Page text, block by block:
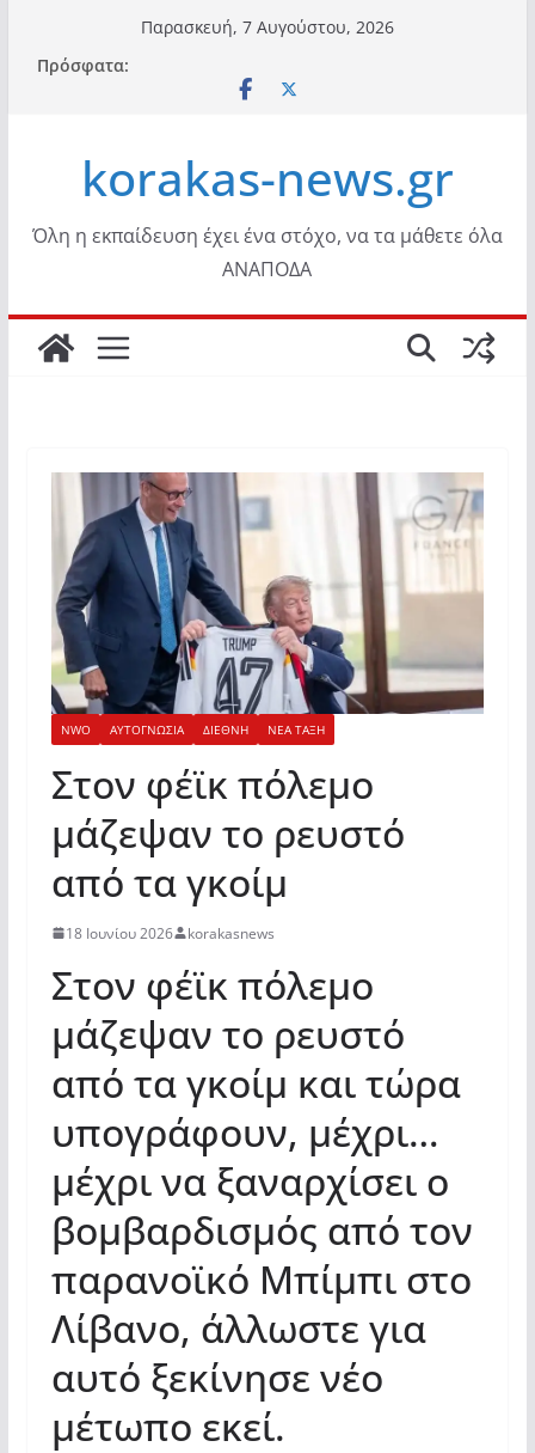
περιεχόμενο
Παρασκευή, 7 Αυγούστου, 2026
Πρόσφατα:
korakas-news.gr
Όλη η εκπαίδευση έχει ένα στόχο, να τα μάθετε όλα
ΑΝΑΠΟΔΑ
NWO ΑΥΤΟΓΝΩΣΙΑ ΔΙΕΘΝΗ ΝΕΑ ΤΑΞΗ
Στον φέϊκ πόλεμο
μάζεψαν το ρευστό
από τα γκοίμ
18 Ιουνίου 2026 korakasnews
Στον φέϊκ πόλεμο
μάζεψαν το ρευστό
από τα γκοίμ και τώρα
υπογράφουν, μέχρι…
μέχρι να ξαναρχίσει ο
βομβαρδισμός από τον
παρανοϊκό Μπίμπι στο
Λίβανο, άλλωστε για
αυτό ξεκίνησε νέο
μέτωπο εκεί.